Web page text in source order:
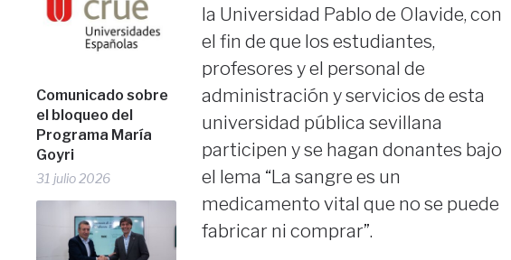
Comunicado sobre
el bloqueo del
Programa María
Goyri
31 julio 2026
la Universidad Pablo de Olavide, con
el fin de que los estudiantes,
profesores y el personal de
administración y servicios de esta
universidad pública sevillana
participen y se hagan donantes bajo
el lema “La sangre es un
medicamento vital que no se puede
fabricar ni comprar”.